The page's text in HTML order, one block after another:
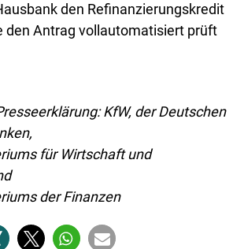
den Refinanzierungskredit
den Antrag vollautomatisiert prüft
KfW, der Deutschen
für Wirtschaft und
der Finanzen